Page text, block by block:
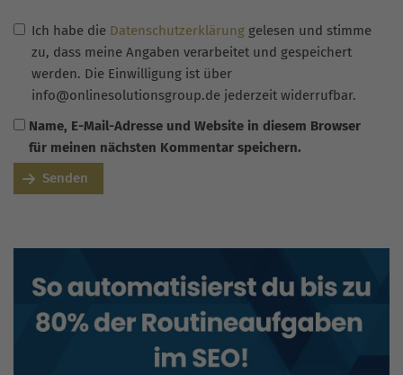
Ich habe die Datenschutzerklärung gelesen und stimme
zu, dass meine Angaben verarbeitet und gespeichert
werden. Die Einwilligung ist über
info@onlinesolutionsgroup.de jederzeit widerrufbar.
Name, E-Mail-Adresse und Website in diesem Browser
für meinen nächsten Kommentar speichern.
Senden